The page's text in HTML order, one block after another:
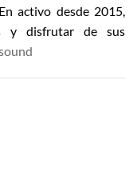
activo desde 2015,
y disfrutar de sus